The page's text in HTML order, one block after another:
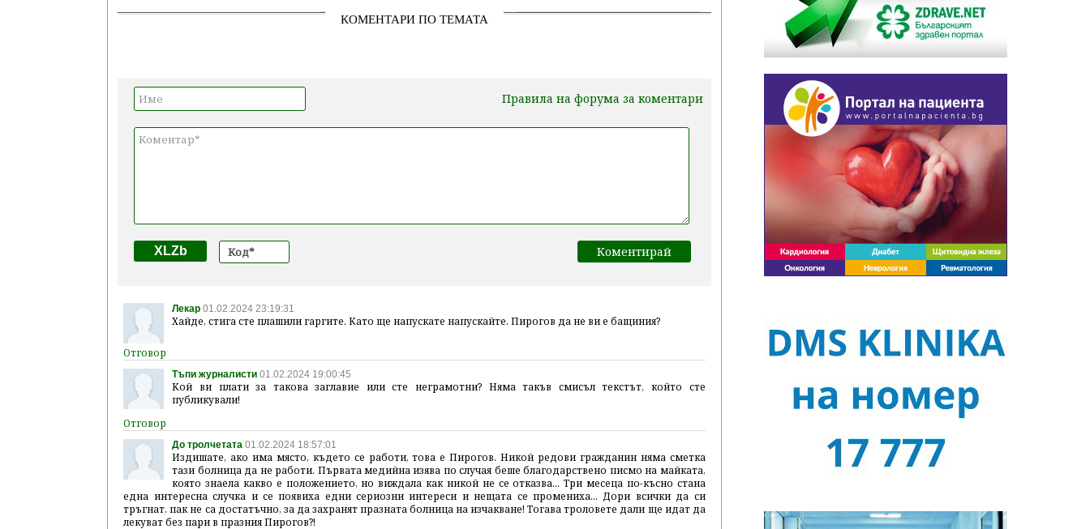
КОМЕНТАРИ ПО ТЕМАТА
Правила на форума за коментари
XLZb
Лекар 01.02.2024 23:19:31
Хайде, стига сте плашили гаргите. Като ще напускате напускайте. Пирогов да не ви е бащиния?
Тъпи журналисти01.02.2024 19:00:45
Кой ви плати за такова заглавие или сте неграмотни? Няма такъв смисъл текстът, който сте
публикували!
До тролчетата 01.02.2024 18:57:01
Издишате, ако има място, където се работи, това е Пирогов. Никой редови гражданин няма сметка
тази болница да не работи. Първата медийна изява по случая беше благодарствено писмо на майката,
която знаела какво е положението, но виждала как никой не се отказва... Три месеца по-късно стана
една интересна случка и се появиха едни сериозни интереси и нещата се промениха... Дори всички да си
тръгнат, пак не са достатъчно, за да захранят празната болница на изчакване! Тогава троловете дали ще идат да
лекуват без пари в празния Пирогов?!